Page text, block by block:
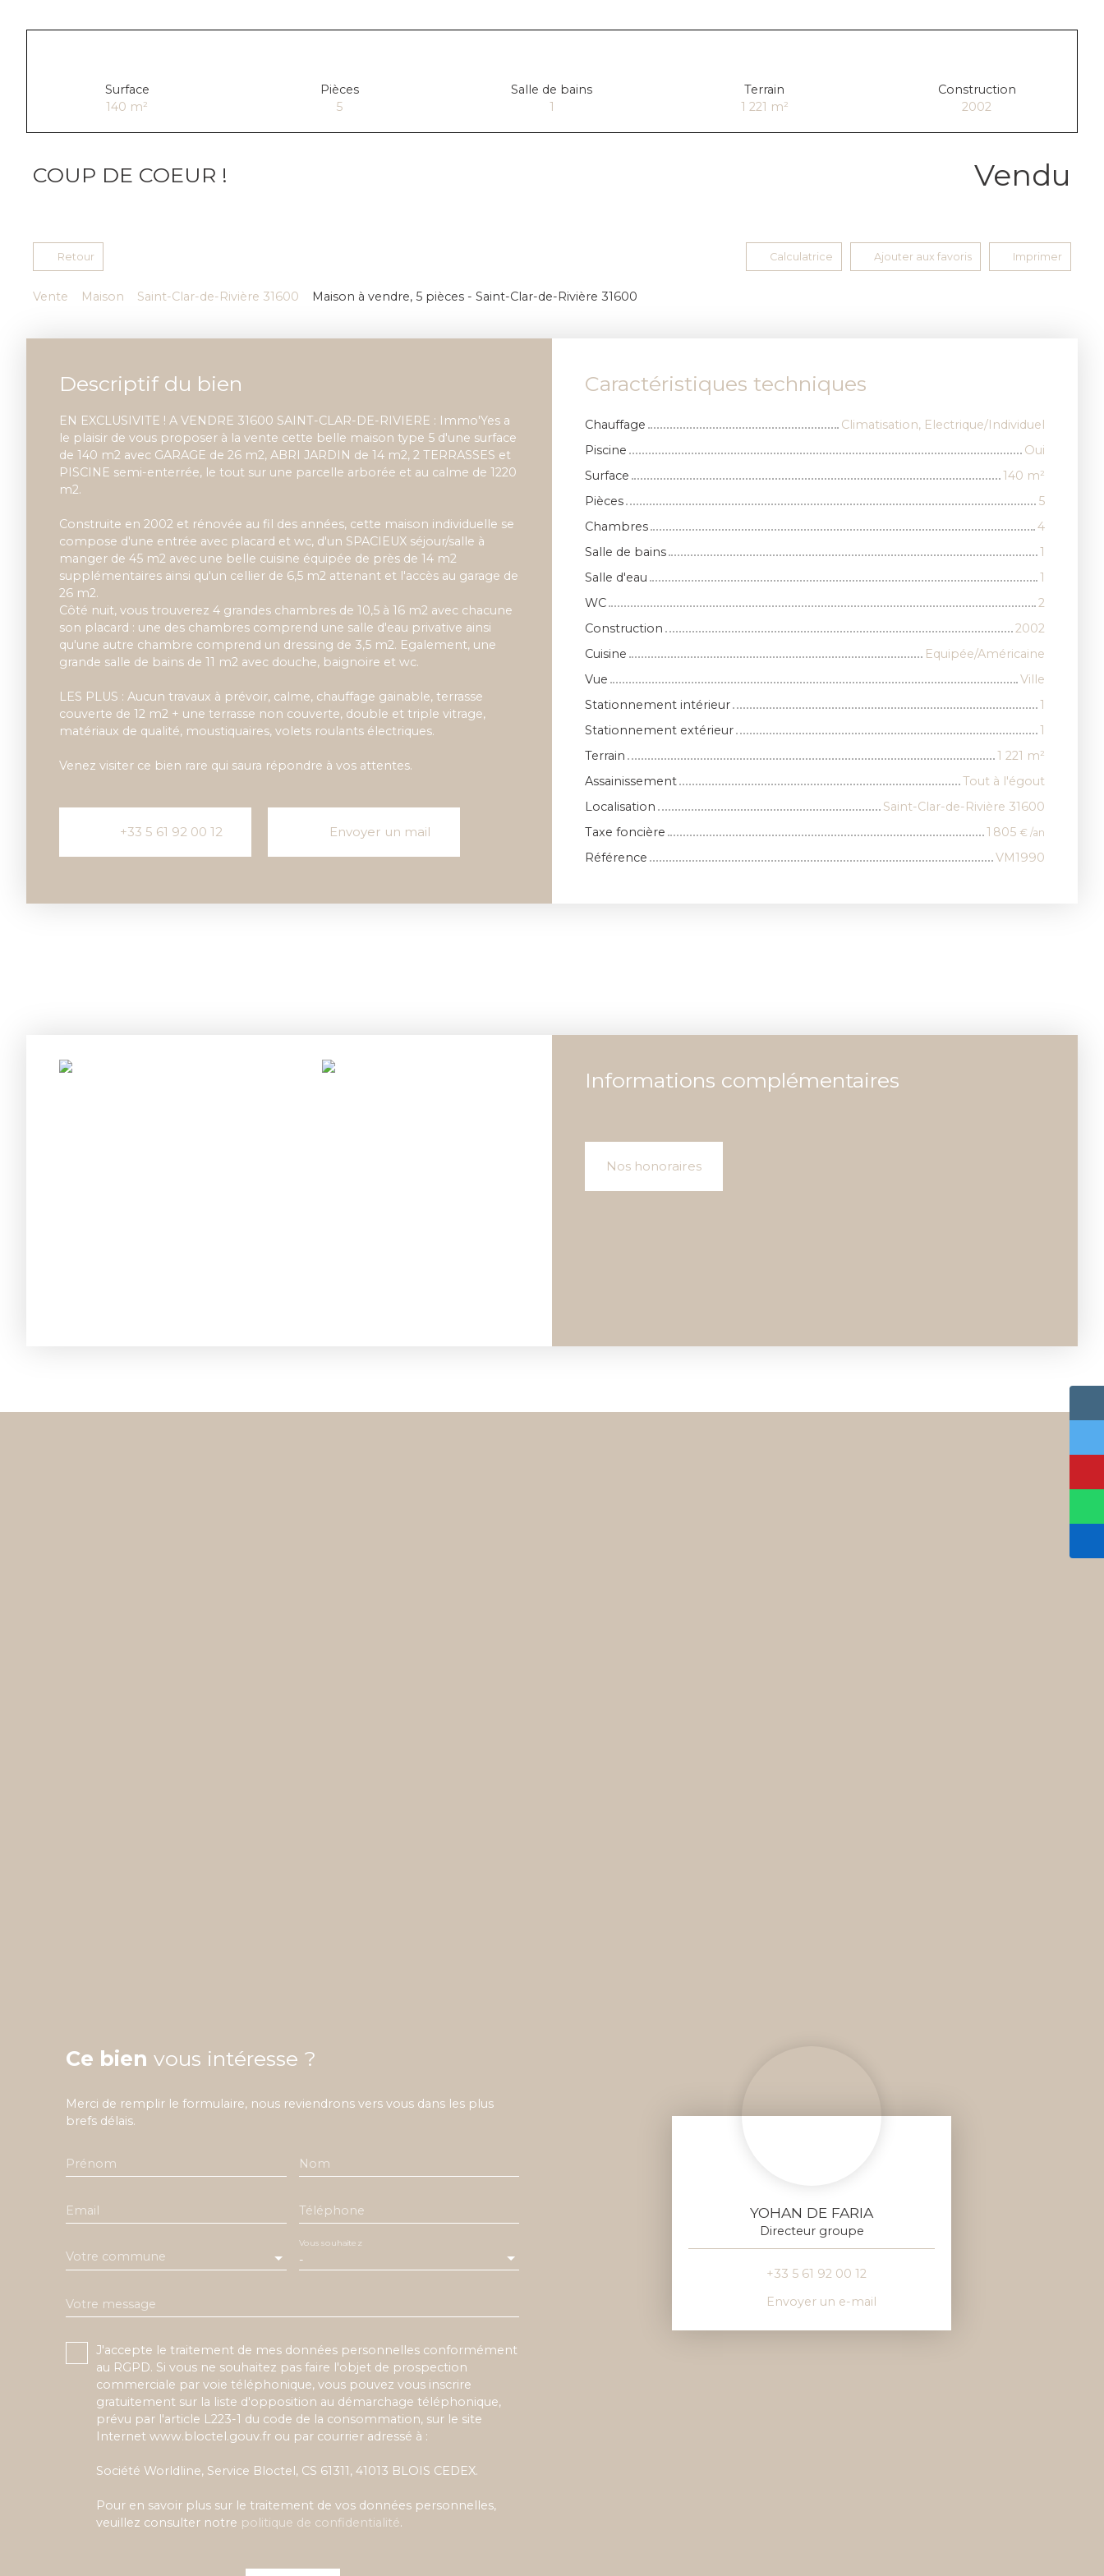
Surface
140 m²
Pièces
5
Salle de bains
1
Terrain
1 221 m²
Construction
2002
COUP DE COEUR ! Vendu
Retour Calculatrice Ajouter aux favoris Imprimer
Vente Maison Saint-Clar-de-Rivière 31600 Maison à vendre, 5 pièces - Saint-Clar-de-Rivière 31600
Descriptif du bien
EN EXCLUSIVITE ! A VENDRE 31600 SAINT-CLAR-DE-RIVIERE : Immo'Yes a
le plaisir de vous proposer à la vente cette belle maison type 5 d'une surface
de 140 m2 avec GARAGE de 26 m2, ABRI JARDIN de 14 m2, 2 TERRASSES et
PISCINE semi-enterrée, le tout sur une parcelle arborée et au calme de 1220
m2.
Construite en 2002 et rénovée au fil des années, cette maison individuelle se
compose d'une entrée avec placard et wc, d'un SPACIEUX séjour/salle à
manger de 45 m2 avec une belle cuisine équipée de près de 14 m2
supplémentaires ainsi qu'un cellier de 6,5 m2 attenant et l'accès au garage de
26 m2.
Côté nuit, vous trouverez 4 grandes chambres de 10,5 à 16 m2 avec chacune
son placard : une des chambres comprend une salle d'eau privative ainsi
qu'une autre chambre comprend un dressing de 3,5 m2. Egalement, une
grande salle de bains de 11 m2 avec douche, baignoire et wc.
LES PLUS : Aucun travaux à prévoir, calme, chauffage gainable, terrasse
couverte de 12 m2 + une terrasse non couverte, double et triple vitrage,
matériaux de qualité, moustiquaires, volets roulants électriques.
Venez visiter ce bien rare qui saura répondre à vos attentes.
+33 5 61 92 00 12 Envoyer un mail
Caractéristiques techniques
Chauffage
Climatisation, Electrique/Individuel
Piscine
Oui
Surface
140 m²
Pièces
5
Chambres
4
Salle de bains
1
Salle d'eau
1
WC
2
Construction
2002
Cuisine
Equipée/Américaine
Vue
Ville
Stationnement intérieur
1
Stationnement extérieur
1
Terrain
1 221 m²
Assainissement
Tout à l'égout
Localisation
Saint-Clar-de-Rivière 31600
Taxe foncière
1 805 € /an
Référence VM1990
Informations complémentaires
Nos honoraires
Ce bien vous intéresse ?
Merci de remplir le formulaire, nous reviendrons vers vous dans les plus
brefs délais.
Prénom Nom
Email Téléphone
Votre commune -
Vous souhaitez
Votre message
J'accepte le traitement de mes données personnelles conformément
au RGPD. Si vous ne souhaitez pas faire l'objet de prospection
commerciale par voie téléphonique, vous pouvez vous inscrire
gratuitement sur la liste d'opposition au démarchage téléphonique,
prévu par l'article L223-1 du code de la consommation, sur le site
Internet www.bloctel.gouv.fr ou par courrier adressé à :
Société Worldline, Service Bloctel, CS 61311, 41013 BLOIS CEDEX.
Pour en savoir plus sur le traitement de vos données personnelles,
veuillez consulter notre politique de confidentialité.
YOHAN DE FARIA
Directeur groupe
+33 5 61 92 00 12
Envoyer un e-mail